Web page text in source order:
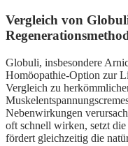
Vergleich von
Globuli, insbesondere
Homöopathie-Option zur
Vergleich zu
Nebenwirkungen
oft schnell wirken, setzt
fördert gleichzeitig die